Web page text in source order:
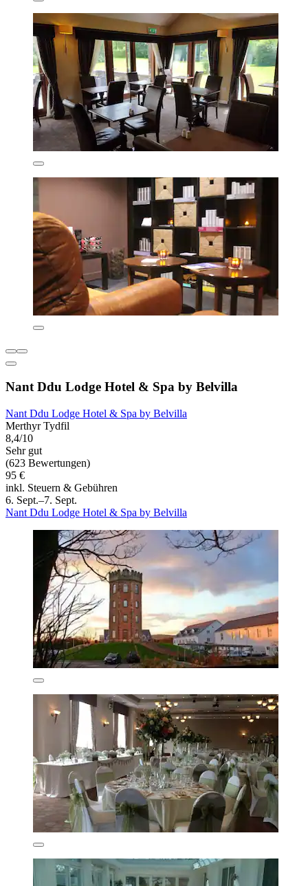
Nant Ddu Lodge Hotel & Spa by Belvilla
Nant Ddu Lodge Hotel & Spa by Belvilla
Merthyr Tydfil
8,4/10
Sehr gut
(623 Bewertungen)
95 €
inkl. Steuern & Gebühren
6. Sept.–7. Sept.
Nant Ddu Lodge Hotel & Spa by Belvilla